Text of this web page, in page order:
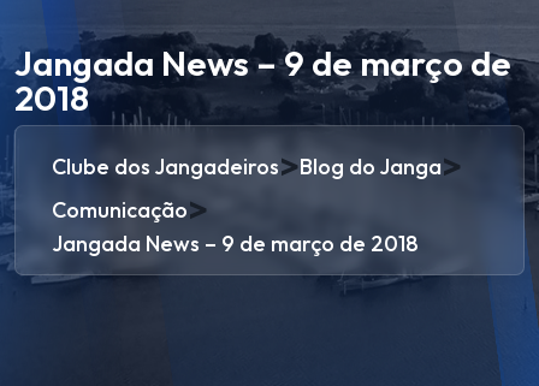
Jangada News – 9 de março de
2018
Clube dos Jangadeiros>Blog do Janga>
Comunicação>
Jangada News – 9 de março de 2018